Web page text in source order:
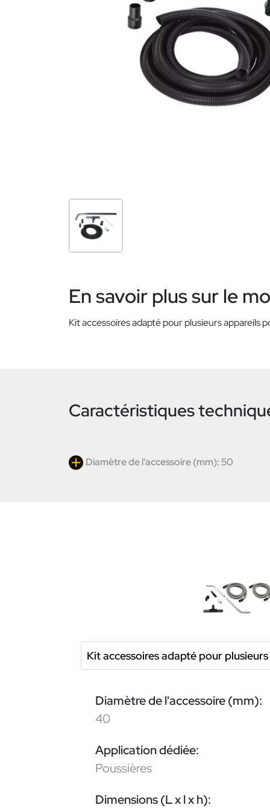
En savoir plus sur le
Kit accessoires adapté pour plusieurs
Caractéristiques
Diamètre de l'accessoire (mm): 50
Kit accessoires adapté pour
Diamètre de l'accessoire (mm):
40
Application dédiée:
Poussières
Dimensions (L x l x h):